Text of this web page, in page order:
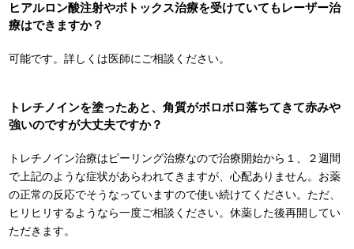
ヒアルロン酸注射やボトックス治療を受けていてもレーザー治
療はできますか？
可能です。詳しくは医師にご相談ください。
トレチノインを塗ったあと、角質がボロボロ落ちてきて赤みや
強いのですが大丈夫ですか？
トレチノイン治療はピーリング治療なので治療開始から１、２週間
で上記のような症状があらわれてきますが、心配ありません。お薬
の正常の反応でそうなっていますので使い続けてください。ただ、
ヒリヒリするようなら一度ご相談ください。休薬した後再開してい
ただきます。